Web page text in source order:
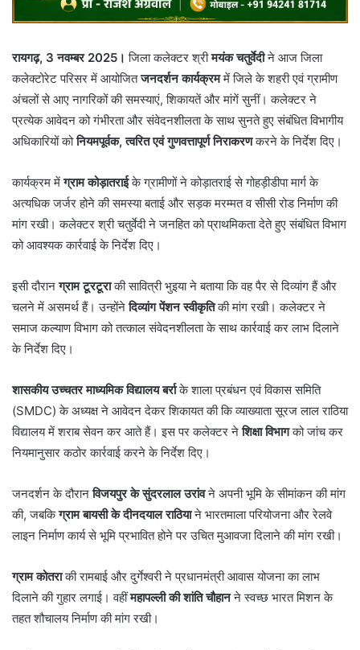
रायगढ़, 3 नवम्बर 2025। जिला कलेक्टर श्रीमयंक चतुर्वेदीने आज जिला
कलेक्टोरेट परिसर में आयोजितजनदर्शन कार्यक्रममें जिले के शहरी एवं ग्रामीण
अंचलों से आए नागरिकों की समस्याएं, शिकायतें और मांगें सुनीं। कलेक्टर ने
प्रत्येक आवेदन को गंभीरता और संवेदनशीलता के साथ सुनते हुए संबंधित विभागीय
अधिकारियों कोनियमपूर्वक, त्वरित एवं गुणवत्तापूर्ण निराकरणकरने के निर्देश दिए।
कार्यक्रम मेंग्राम कोड़ातराईके ग्रामीणों ने कोड़ातराई से गोहड़ीडीपा मार्ग के
अत्यधिक जर्जर होने की समस्या बताई और सड़क मरम्मत व सीसी रोड निर्माण की
मांग रखी। कलेक्टर श्री चतुर्वेदी ने जनहित को प्राथमिकता देते हुए संबंधित विभाग
को आवश्यक कार्रवाई के निर्देश दिए।
इसी दौरानग्राम टूरटूराकी सावित्री भुइया ने बताया कि वह पैर से दिव्यांग हैं और
चलने में असमर्थ हैं। उन्होंनेदिव्यांग पेंशन स्वीकृतिकी मांग रखी। कलेक्टर ने
समाज कल्याण विभाग को तत्काल संवेदनशीलता के साथ कार्रवाई कर लाभ दिलाने
के निर्देश दिए।
शासकीय उच्चतर माध्यमिक विद्यालय बर्राके शाला प्रबंधन एवं विकास समिति
(SMDC) के अध्यक्ष ने आवेदन देकर शिकायत की कि व्याख्याता सूरज लाल राठिया
विद्यालय में शराब सेवन कर आते हैं। इस पर कलेक्टर नेशिक्षा विभागको जांच कर
नियमानुसार कठोर कार्रवाई करने के निर्देश दिए।
जनदर्शन के दौरानविजयपुर के सुंदरलाल उरांवने अपनी भूमि के सीमांकन की मांग
की, जबकिग्राम बायसी के दीनदयाल राठियाने भारतमाला परियोजना और रेलवे
लाइन निर्माण कार्य से भूमि प्रभावित होने पर उचित मुआवजा दिलाने की मांग रखी।
ग्राम कोतराकी रामबाई और दुर्गेश्वरी ने प्रधानमंत्री आवास योजना का लाभ
दिलाने की गुहार लगाई। वहींमहापल्ली की शांति चौहानने स्वच्छ भारत मिशन के
तहत शौचालय निर्माण की मांग रखी।